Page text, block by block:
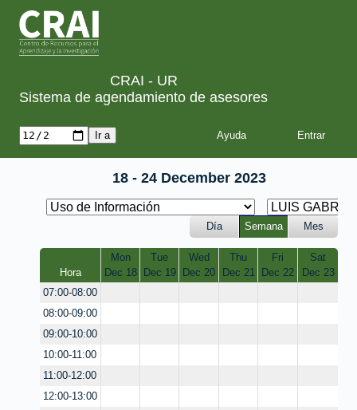
CRAI - UR
Sistema de agendamiento de asesores
Ayuda
18 - 24 December 2023
Día Semana Mes
Hora
Mon
Dec 18
Tue
Dec 19
Wed
Dec 20
Thu
Dec 21
Fri
Dec 22
Sat
Dec 23
07:00-08:00
08:00-09:00
09:00-10:00
10:00-11:00
11:00-12:00
12:00-13:00